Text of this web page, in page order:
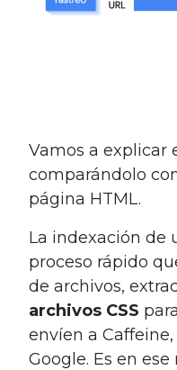
Vamos a explicar
comparándolo
página HTML.
La indexación de
proceso rápido
de archivos,
archivos CSS
envíen a
Google. Es en